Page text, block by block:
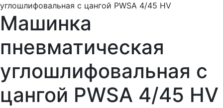
углошлифовальная с цангой PWSA 4/45 HV
Машинка
пневматическая
углошлифовальная с
цангой PWSA 4/45 HV